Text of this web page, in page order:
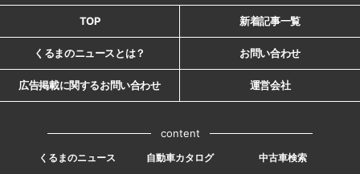
TOP 新着記事一覧
くるまのニュースとは？ お問い合わせ
広告掲載に関するお問い合わせ 運営会社
content
くるまのニュース 自動車カタログ
中古車検索